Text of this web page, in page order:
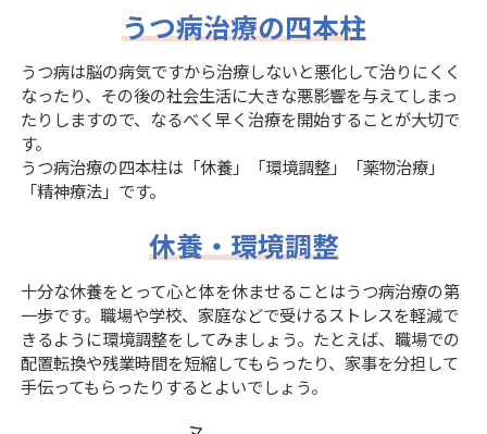
うつ病治療の四本柱
うつ病は脳の病気ですから治療しないと悪化して治りにくく
なったり、その後の社会生活に大きな悪影響を与えてしまっ
たりしますので、なるべく早く治療を開始することが大切で
す。
うつ病治療の四本柱は「休養」「環境調整」「薬物治療」
「精神療法」です。
休養・環境調整
十分な休養をとって心と体を休ませることはうつ病治療の第
一歩です。職場や学校、家庭などで受けるストレスを軽減で
きるように環境調整をしてみましょう。たとえば、職場での
配置転換や残業時間を短縮してもらったり、家事を分担して
手伝ってもらったりするとよいでしょう。